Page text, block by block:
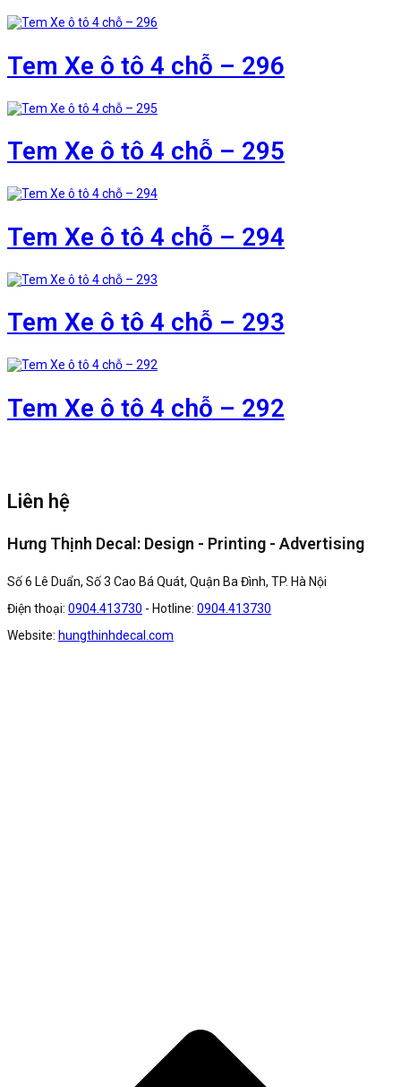
Tem Xe ô tô 4 chỗ – 296
Tem Xe ô tô 4 chỗ – 295
Tem Xe ô tô 4 chỗ – 294
Tem Xe ô tô 4 chỗ – 293
Tem Xe ô tô 4 chỗ – 292
Liên hệ
Hưng Thịnh Decal: Design - Printing - Advertising
Số 6 Lê Duẩn, Số 3 Cao Bá Quát, Quận Ba Đình, TP. Hà Nội
Điện thoại: 0904.413730 - Hotline: 0904.413730
Website: hungthinhdecal.com